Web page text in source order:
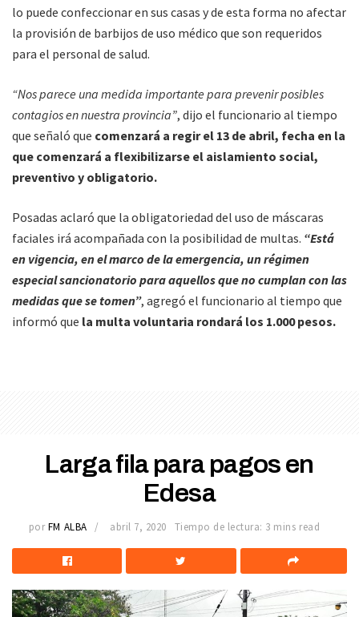
lo puede confeccionar en sus casas y de esta forma no afectar
la provisión de barbijos de uso médico que son requeridos
para el personal de salud.
“Nos parece una medida importante para prevenir posibles
contagios en nuestra provincia”, dijo el funcionario al tiempo
que señaló que comenzará a regir el 13 de abril, fecha en la
que comenzará a flexibilizarse el aislamiento social,
preventivo y obligatorio.
Posadas aclaró que la obligatoriedad del uso de máscaras
faciales irá acompañada con la posibilidad de multas. “Está
en vigencia, en el marco de la emergencia, un régimen
especial sancionatorio para aquellos que no cumplan con las
medidas que se tomen”, agregó el funcionario al tiempo que
informó que la multa voluntaria rondará los 1.000 pesos.
Larga fila para pagos en
Edesa
por FM ALBA abril 7, 2020 Tiempo de lectura: 3 mins read